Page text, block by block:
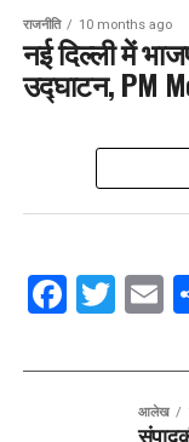
राजनीति 10 months ago
नई दिल्ली में
उद्घाटन, PM
आलेख